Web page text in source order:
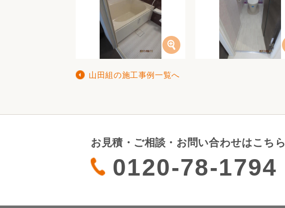
山田組の施工事例一覧へ
お見積・ご相談・お問い合わせはこちら
0120-78-1794